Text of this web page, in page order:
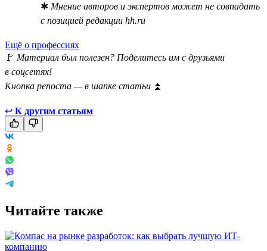
✱ Мнение авторов и экспертов может не совпадать
с позицией редакции hh.ru
Ещё о профессиях
🚩 Материал был полезен? Поделитесь им с друзьями
в соцсетях!
Кнопка репоста — в шапке статьи ⏫
↩ К другим статьям
Читайте также